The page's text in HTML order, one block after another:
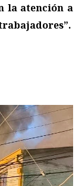
la atención a